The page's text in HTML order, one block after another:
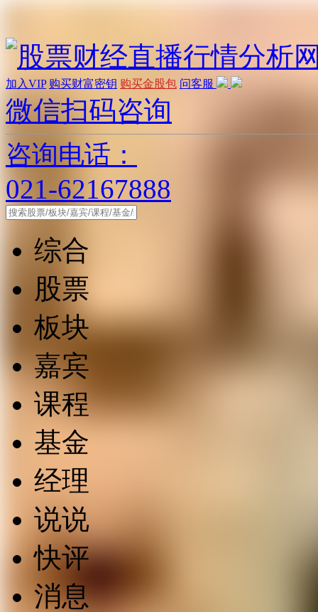
加入VIP 购买财富密钥 购买金股包 问客服
微信扫码咨询
咨询电话：
021-62167888
综合
股票
板块
嘉宾
课程
基金
经理
说说
快评
消息